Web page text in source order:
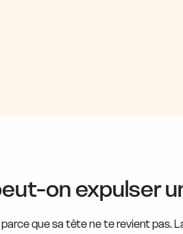
on expulser
que sa tête ne te revient pas.